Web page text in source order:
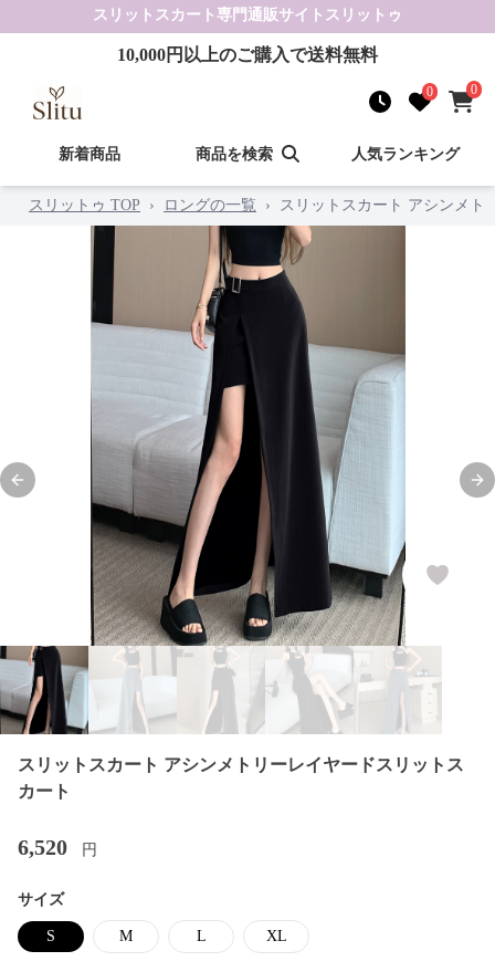
スリットスカート 専門通販サイト スリットゥ
10,000円以上のご購入で送料無料
0 0
新着商品 商品を検索 人気ランキング
スリットゥ TOP › ロングの一覧 › スリットスカート アシンメト
Previous slide
スリットスカート アシンメトリーレイヤードスリットス
カート
6,520 円
サイズ
S M L XL